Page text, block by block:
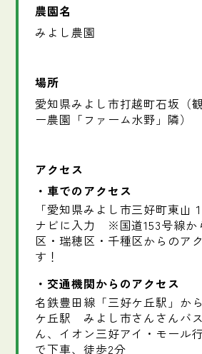
農園名
みよし農園
場所
愛知県みよし市打越町石坂（
ー農園「ファーム水野」隣）
アクセス
車でのアクセス
「愛知県みよし市三好町東山
ナビに入力 ※国道153号線か
区・瑞穂区・千種区からのア
す！
交通機関からのアクセス
名鉄豊田線「三好ケ丘駅」
ケ丘駅 みよし市さんさんバ
ん、イオン三好アイ・モール
で下車、徒歩2分